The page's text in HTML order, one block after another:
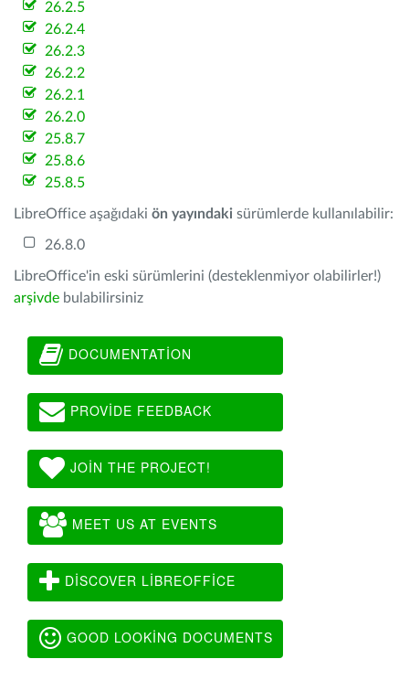
26.2.5
26.2.4
26.2.3
26.2.2
26.2.1
26.2.0
25.8.7
25.8.6
25.8.5
LibreOffice aşağıdaki ön yayındaki sürümlerde kullanılabilir:
26.8.0
LibreOffice'in eski sürümlerini (desteklenmiyor olabilirler!)
arşivde bulabilirsiniz
DOCUMENTATION
PROVIDE FEEDBACK
JOIN THE PROJECT!
MEET US AT EVENTS
DISCOVER LIBREOFFICE
GOOD LOOKING DOCUMENTS